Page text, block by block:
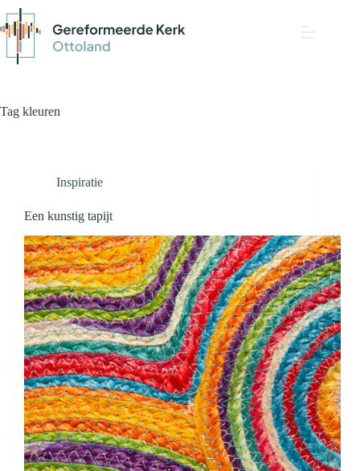
Tag kleuren
Inspiratie
Een kunstig tapijt